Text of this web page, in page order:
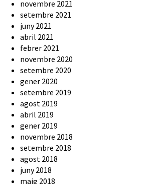
novembre 2021
setembre 2021
juny 2021
abril 2021
febrer 2021
novembre 2020
setembre 2020
gener 2020
setembre 2019
agost 2019
abril 2019
gener 2019
novembre 2018
setembre 2018
agost 2018
juny 2018
maig 2018